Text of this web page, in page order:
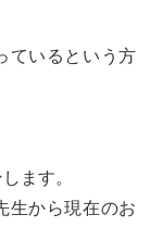
ているという方
ます。
生から現在のお